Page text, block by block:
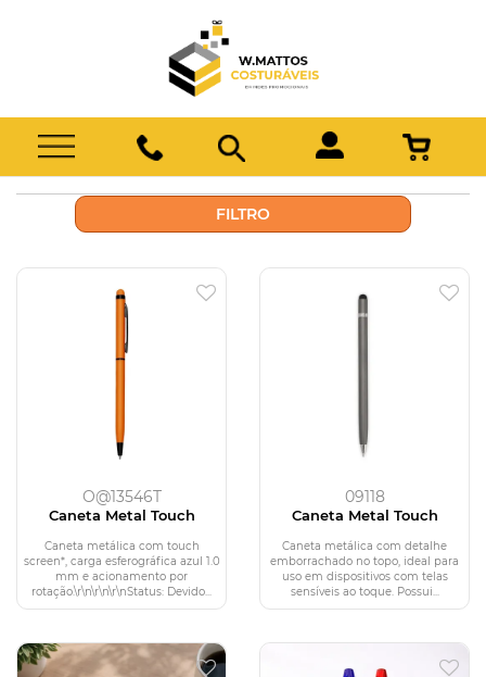
FILTRO
O@13546T
Caneta Metal Touch
Caneta metálica com touch
screen*, carga esferográfica azul 1.0
mm e acionamento por
rotação.\r\n\r\n\r\nStatus: Devido...
09118
Caneta Metal Touch
Caneta metálica com detalhe
emborrachado no topo, ideal para
uso em dispositivos com telas
sensíveis ao toque. Possui...